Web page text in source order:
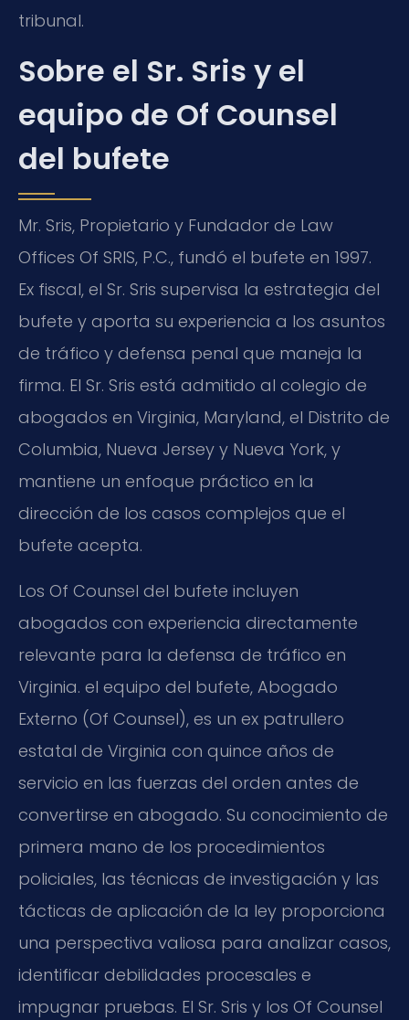
tribunal.
Sobre el Sr. Sris y el
equipo de Of Counsel
del bufete
Mr. Sris, Propietario y Fundador de Law
Offices Of SRIS, P.C., fundó el bufete en 1997.
Ex fiscal, el Sr. Sris supervisa la estrategia del
bufete y aporta su experiencia a los asuntos
de tráfico y defensa penal que maneja la
firma. El Sr. Sris está admitido al colegio de
abogados en Virginia, Maryland, el Distrito de
Columbia, Nueva Jersey y Nueva York, y
mantiene un enfoque práctico en la
dirección de los casos complejos que el
bufete acepta.
Los Of Counsel del bufete incluyen
abogados con experiencia directamente
relevante para la defensa de tráfico en
Virginia. el equipo del bufete, Abogado
Externo (Of Counsel), es un ex patrullero
estatal de Virginia con quince años de
servicio en las fuerzas del orden antes de
convertirse en abogado. Su conocimiento de
primera mano de los procedimientos
policiales, las técnicas de investigación y las
tácticas de aplicación de la ley proporciona
una perspectiva valiosa para analizar casos,
identificar debilidades procesales e
impugnar pruebas. El Sr. Sris y los Of Counsel